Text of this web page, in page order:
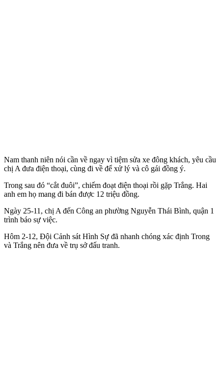
Nam thanh niên nói cần về ngay vì tiệm sửa xe đông khách, yêu cầu
chị A đưa điện thoại, cùng đi về để xử lý và cô gái đồng ý.
Trong sau đó “cắt đuôi”, chiếm đoạt điện thoại rồi gặp Trắng. Hai
anh em họ mang đi bán được 12 triệu đồng.
Ngày 25-11, chị A đến Công an phường Nguyễn Thái Bình, quận 1
trình báo sự việc.
Hôm 2-12, Đội Cảnh sát Hình Sự đã nhanh chóng xác định Trong
và Trắng nên đưa về trụ sở đấu tranh.